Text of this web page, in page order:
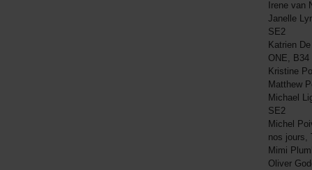
Irene van
Janelle
SE2
Katrien
ONE, B34
Kristine
Matthew
Michael
SE2
Michel
nos jours,
Mimi
Oliver